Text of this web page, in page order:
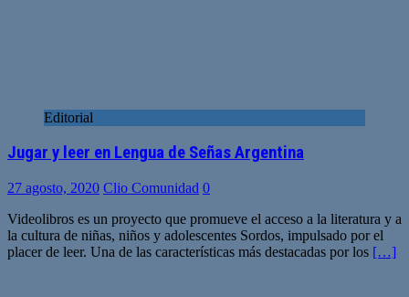
Editorial
Jugar y leer en Lengua de Señas Argentina
27 agosto, 2020 Clio Comunidad 0
Videolibros es un proyecto que promueve el acceso a la literatura y a
la cultura de niñas, niños y adolescentes Sordos, impulsado por el
placer de leer. Una de las características más destacadas por los […]